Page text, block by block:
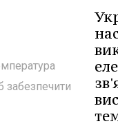
забезпечити